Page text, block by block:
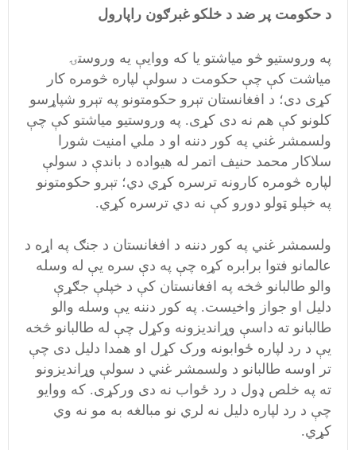
د حکومت پر ضد د خلکو غبرګون راپارول
په وروستيو څو مياشتو يا که ووايې يه وروستۍ
مياشت کې چې حکومت د سولې لپاره څومره کار
کړی دی؛ د افغانستان تېرو حکومتونو په تېرو شپاړسو
کلونو کې هم نه دی کړی. په وروستيو مياشتو کې چې
ولسمشر غني په کور دننه او د ملي امنيت شورا
سلاکار محمد حنيف اتمر له هيواده د باندې د سولې
لپاره څومره کارونه ترسره کړي دي؛ تېرو حکومتونو
په خپلو ټولو دورو کې نه دي ترسره کړي.
ولسمشر غني په کور دننه د افغانستان د جنګ په اړه د
عالمانو فتوا برابره کړه چې په دې سره یې له وسله
والو طالبانو څخه په افغانستان کې د خپلې جګړې
دليل او جواز واخيست. په کور دننه يې وسله والو
طالبانو ته داسې وړانديزونه وکړل چې له طالبانو څخه
يې د رد لپاره ځوابونه ورک کړل او همدا دليل دی چې
تر اوسه طالبانو د ولسمشر غني د سولې وړانديزونو
ته په خلص ډول د رد ځواب نه دی ورکړی. که ووايو
چې د رد لپاره دليل نه لري نو مبالغه به مو نه وي
کړي.